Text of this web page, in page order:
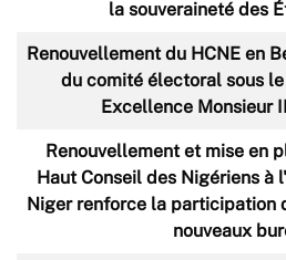
la souveraineté des
Renouvellement du HCNE en
du comité électoral sous
Excellence Monsieur
Renouvellement et mise en
Haut Conseil des Nigériens à
Niger renforce la participation
nouveaux